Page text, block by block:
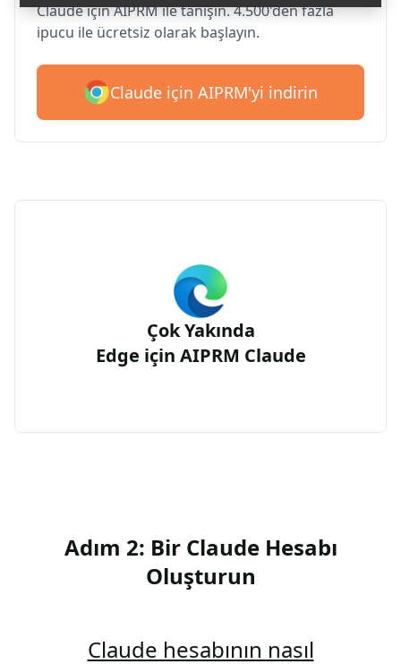
Claude için AIPRM ile tanışın. 4.500'den fazla
ipucu ile ücretsiz olarak başlayın.
Claude için AIPRM'yi indirin
Çok Yakında
Edge için AIPRM Claude
Adım 2: Bir Claude Hesabı
Oluşturun
Claude hesabının nasıl